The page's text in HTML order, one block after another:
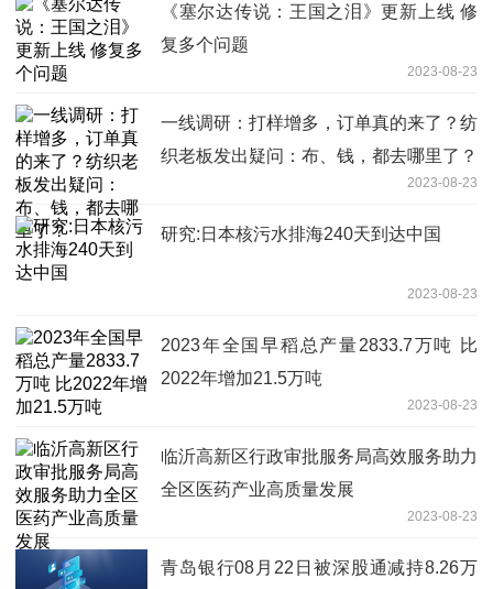
《塞尔达传说：王国之泪》更新上线 修
复多个问题
2023-08-23
一线调研：打样增多，订单真的来了？纺
织老板发出疑问：布、钱，都去哪里了？
2023-08-23
研究:日本核污水排海240天到达中国
2023-08-23
2023年全国早稻总产量2833.7万吨 比
2022年增加21.5万吨
2023-08-23
临沂高新区行政审批服务局高效服务助力
全区医药产业高质量发展
2023-08-23
青岛银行08月22日被深股通减持8.26万